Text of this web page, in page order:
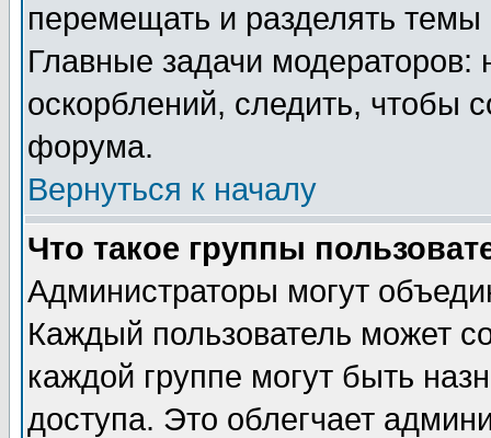
перемещать и разделять
Главные задачи
оскорблений, следить, чтобы
форума.
Вернуться к началу
Что такое группы
Администраторы могут
Каждый пользователь может
каждой группе могут быть
доступа. Это облегчает